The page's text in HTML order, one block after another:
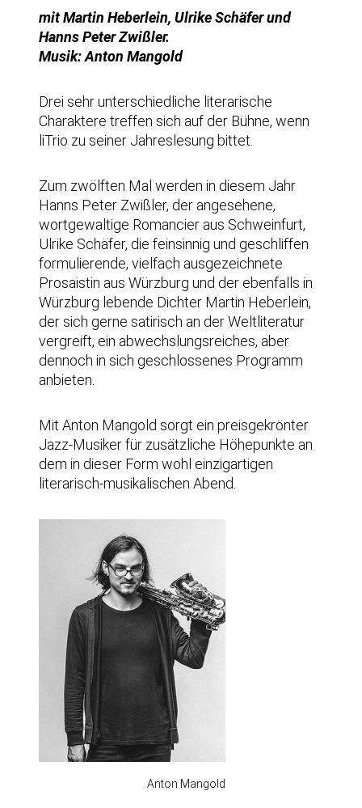
mitMartin Heberlein, Ulrike Schäfer und
Hanns Peter Zwißler.
Musik: Anton Mangold
Drei sehr unterschiedliche literarische
Charaktere treffen sich auf der Bühne, wenn
liTrio zu seiner Jahreslesung bittet.
Zum zwölften Mal werden in diesem Jahr
Hanns Peter Zwißler, der angesehene,
wortgewaltige Romancier aus Schweinfurt,
Ulrike Schäfer, die feinsinnig und geschliffen
formulierende, vielfach ausgezeichnete
Prosaistin aus Würzburg und der ebenfalls in
Würzburg lebende Dichter Martin Heberlein,
der sich gerne satirisch an der Weltliteratur
vergreift, ein abwechslungsreiches, aber
dennoch in sich geschlossenes Programm
anbieten.
Mit Anton Mangold sorgt ein preisgekrönter
Jazz-Musiker für zusätzliche Höhepunkte an
dem in dieser Form wohl einzigartigen
literarisch-musikalischen Abend.
Anton Mangold